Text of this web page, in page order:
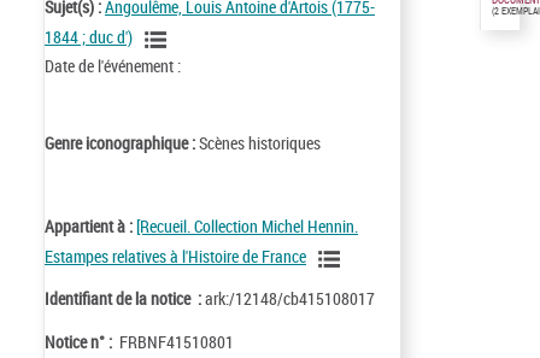
Sujet(s) :Angoulême, Louis Antoine d'Artois (1775-
1844 ; duc d')
Date de l'événement :
Genre iconographique :Scènes historiques
Appartient à :[Recueil. Collection Michel Hennin.
Estampes relatives à l'Histoire de France
Identifiant de la notice :ark:/12148/cb415108017
Notice n° : FRBNF41510801
(2